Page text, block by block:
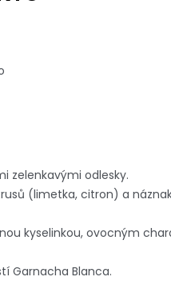
zelenkavými odlesky.
(limetka, citron) a
kyselinkou, ovocným
Garnacha Blanca.